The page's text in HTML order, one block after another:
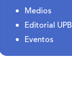
Medios
Editorial UPB
Eventos